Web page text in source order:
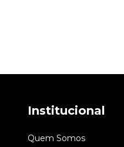
Institucional
Quem Somos